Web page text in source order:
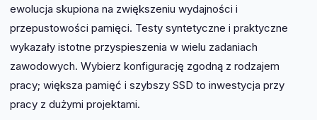
ewolucja skupiona na zwiększeniu wydajności i
przepustowości pamięci. Testy syntetyczne i praktyczne
wykazały istotne przyspieszenia w wielu zadaniach
zawodowych. Wybierz konfigurację zgodną z rodzajem
pracy; większa pamięć i szybszy SSD to inwestycja przy
pracy z dużymi projektami.